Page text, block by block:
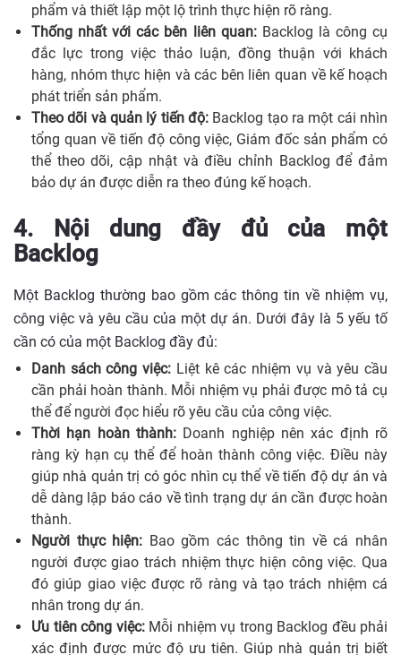
phẩm và thiết lập một lộ trình thực hiện rõ ràng.
Thống nhất với các bên liên quan:Backlog là công cụ
đắc lực trong việc thảo luận, đồng thuận với khách
hàng, nhóm thực hiện và các bên liên quan về kế hoạch
phát triển sản phẩm.
Theo dõi và quản lý tiến độ: Backlog tạo ra một cái nhìn
tổng quan về tiến độ công việc, Giám đốc sản phẩm có
thể theo dõi, cập nhật và điều chỉnh Backlog để đảm
bảo dự án được diễn ra theo đúng kế hoạch.
4. Nội dung đầy đủ của một
Backlog
Một Backlog thường bao gồm các thông tin về nhiệm vụ,
công việc và yêu cầu của một dự án. Dưới đây là 5 yếu tố
cần có của một Backlog đầy đủ:
Danh sách công việc: Liệt kê các nhiệm vụ và yêu cầu
cần phải hoàn thành. Mỗi nhiệm vụ phải được mô tả cụ
thể để người đọc hiểu rõ yêu cầu của công việc.
Thời hạn hoàn thành: Doanh nghiệp nên xác định rõ
ràng kỳ hạn cụ thể để hoàn thành công việc. Điều này
giúp nhà quản trị có góc nhìn cụ thể về tiến độ dự án và
dễ dàng lập báo cáo về tình trạng dự án cần được hoàn
thành.
Người thực hiện: Bao gồm các thông tin về cá nhân
người được giao trách nhiệm thực hiện công việc. Qua
đó giúp giao việc được rõ ràng và tạo trách nhiệm cá
nhân trong dự án.
Ưu tiên công việc:Mỗi nhiệm vụ trong Backlog đều phải
xác định được mức độ ưu tiên. Giúp nhà quản trị biết